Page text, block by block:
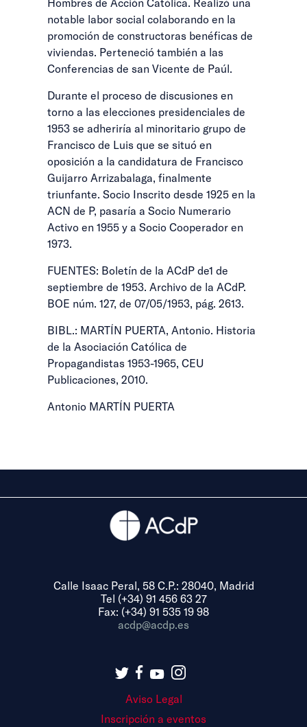
notable labor social colaborando en la
promoción de constructoras benéficas de
viviendas. Perteneció también a las
Conferencias de san Vicente de Paúl.
Durante el proceso de discusiones en
torno a las elecciones presidenciales de
1953 se adheriría al minoritario grupo de
Francisco de Luis que se situó en
oposición a la candidatura de Francisco
Guijarro Arrizabalaga, finalmente
triunfante. Socio Inscrito desde 1925 en la
ACN de P, pasaría a Socio Numerario
Activo en 1955 y a Socio Cooperador en
1973.
FUENTES: Boletín de la ACdP de1 de
septiembre de 1953. Archivo de la ACdP.
BOE núm. 127, de 07/05/1953, pág. 2613.
BIBL.: MARTÍN PUERTA, Antonio. Historia
de la Asociación Católica de
Propagandistas 1953-1965, CEU
Publicaciones, 2010.
Antonio MARTÍN PUERTA
Calle Isaac Peral, 58 C.P.: 28040, Madrid
Tel (+34) 91 456 63 27
Fax: (+34) 91 535 19 98
acdp@acdp.es
Aviso Legal
Inscripción a eventos